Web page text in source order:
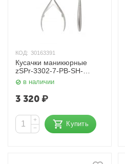
КОД: 30163391
Кусачки маникюрные
zSPr-3302-7-PB-SH-
Salon-inox с
профессиональной
ручной заточкой 7мм
Zinger
в наличии
3 320₽
+
−
Купить